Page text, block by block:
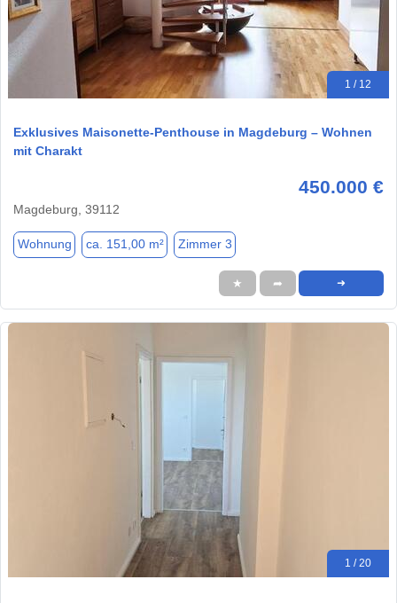
1 / 12
Exklusives Maisonette-Penthouse in Magdeburg – Wohnen
mit Charakt
450.000 €
Magdeburg, 39112
Wohnung ca. 151,00 m² Zimmer 3
★ ➦ ➜
1 / 20